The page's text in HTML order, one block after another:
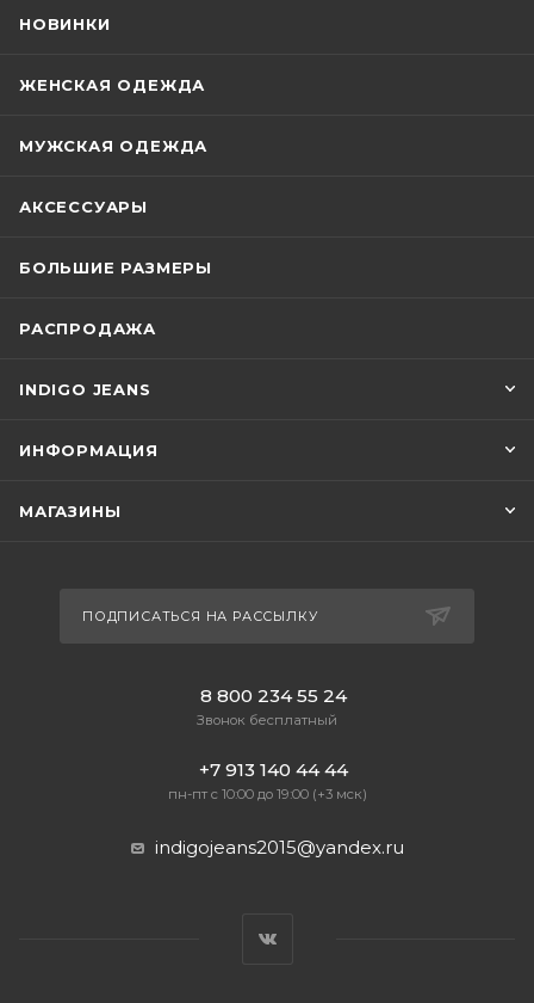
НОВИНКИ
ЖЕНСКАЯ ОДЕЖДА
МУЖСКАЯ ОДЕЖДА
АКСЕССУАРЫ
БОЛЬШИЕ РАЗМЕРЫ
РАСПРОДАЖА
INDIGO JEANS
ИНФОРМАЦИЯ
МАГАЗИНЫ
ПОДПИСАТЬСЯ НА РАССЫЛКУ
8 800 234 55 24
Звонок бесплатный
+7 913 140 44 44
пн-пт с 10:00 до 19:00 (+3 мск)
indigojeans2015@yandex.ru